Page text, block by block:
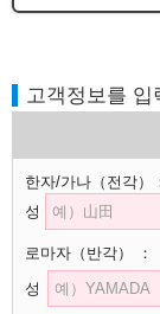
고객정보를 입
한자/가나 （전각）
성
로마자 （반각）
：
성